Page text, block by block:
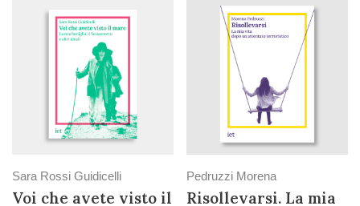
Sara Rossi Guidicelli
Voi che avete visto il
Pedruzzi Morena
Risollevarsi. La mia